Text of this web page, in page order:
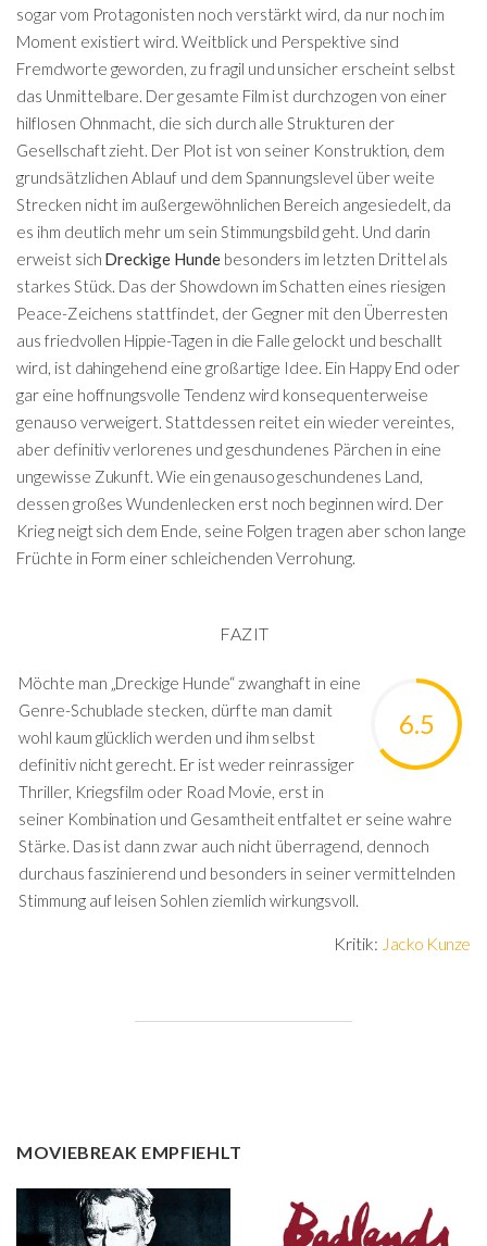
sogar vom Protagonisten noch verstärkt wird, da nur noch im
Moment existiert wird. Weitblick und Perspektive sind
Fremdworte geworden, zu fragil und unsicher erscheint selbst
das Unmittelbare. Der gesamte Film ist durchzogen von einer
hilflosen Ohnmacht, die sich durch alle Strukturen der
Gesellschaft zieht. Der Plot ist von seiner Konstruktion, dem
grundsätzlichen Ablauf und dem Spannungslevel über weite
Strecken nicht im außergewöhnlichen Bereich angesiedelt, da
es ihm deutlich mehr um sein Stimmungsbild geht. Und darin
erweist sich Dreckige Hundebesonders im letzten Drittel als
starkes Stück. Das der Showdown im Schatten eines riesigen
Peace-Zeichens stattfindet, der Gegner mit den Überresten
aus friedvollen Hippie-Tagen in die Falle gelockt und beschallt
wird, ist dahingehend eine großartige Idee. Ein Happy End oder
gar eine hoffnungsvolle Tendenz wird konsequenterweise
genauso verweigert. Stattdessen reitet ein wieder vereintes,
aber definitiv verlorenes und geschundenes Pärchen in eine
ungewisse Zukunft. Wie ein genauso geschundenes Land,
dessen großes Wundenlecken erst noch beginnen wird. Der
Krieg neigt sich dem Ende, seine Folgen tragen aber schon lange
Früchte in Form einer schleichenden Verrohung.
FAZIT
6.5
Möchte man „Dreckige Hunde“ zwanghaft in eine
Genre-Schublade stecken, dürfte man damit
wohl kaum glücklich werden und ihm selbst
definitiv nicht gerecht. Er ist weder reinrassiger
Thriller, Kriegsfilm oder Road Movie, erst in
seiner Kombination und Gesamtheit entfaltet er seine wahre
Stärke. Das ist dann zwar auch nicht überragend, dennoch
durchaus faszinierend und besonders in seiner vermittelnden
Stimmung auf leisen Sohlen ziemlich wirkungsvoll.
Kritik: Jacko Kunze
MOVIEBREAK EMPFIEHLT